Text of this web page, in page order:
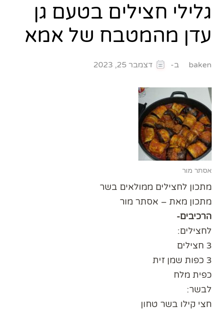
גלילי חצילים בטעם גן
עדן מהמטבח של אמא
baken ב- דצמבר 25, 2023
אסתר מור
מתכון לחצילים ממולאים בשר
מתכון מאת – אסתר מור
הרכיבים-
לחצילים:
3 חצילים
3 כפות שמן זית
כפית מלח
לבשר:
חצי קילו בשר טחון